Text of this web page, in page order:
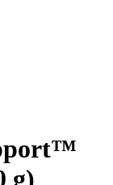
g)